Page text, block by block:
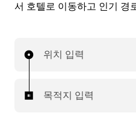
서 호텔로 이동하고 인기 경
위치 입력
목적지 입력